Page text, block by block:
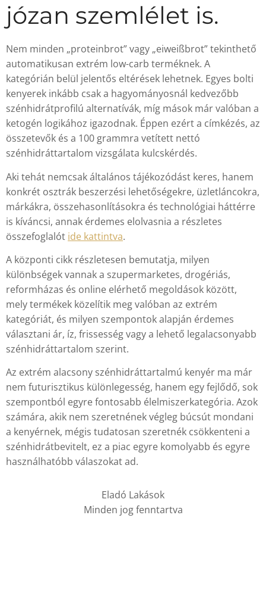
józan szemlélet is.
Nem minden „proteinbrot” vagy „eiweißbrot” tekinthető
automatikusan extrém low-carb terméknek. A
kategórián belül jelentős eltérések lehetnek. Egyes bolti
kenyerek inkább csak a hagyományosnál kedvezőbb
szénhidrátprofilú alternatívák, míg mások már valóban a
ketogén logikához igazodnak. Éppen ezért a címkézés, az
összetevők és a 100 grammra vetített nettó
szénhidráttartalom vizsgálata kulcskérdés.
Aki tehát nemcsak általános tájékozódást keres, hanem
konkrét osztrák beszerzési lehetőségekre, üzletláncokra,
márkákra, összehasonlításokra és technológiai háttérre
is kíváncsi, annak érdemes elolvasnia a részletes
összefoglalót ide kattintva.
A központi cikk részletesen bemutatja, milyen
különbségek vannak a szupermarketes, drogériás,
reformházas és online elérhető megoldások között,
mely termékek közelítik meg valóban az extrém
kategóriát, és milyen szempontok alapján érdemes
választani ár, íz, frissesség vagy a lehető legalacsonyabb
szénhidráttartalom szerint.
Az extrém alacsony szénhidráttartalmú kenyér ma már
nem futurisztikus különlegesség, hanem egy fejlődő, sok
szempontból egyre fontosabb élelmiszerkategória. Azok
számára, akik nem szeretnének végleg búcsút mondani
a kenyérnek, mégis tudatosan szeretnék csökkenteni a
szénhidrátbevitelt, ez a piac egyre komolyabb és egyre
használhatóbb válaszokat ad.
Eladó Lakások
Minden jog fenntartva